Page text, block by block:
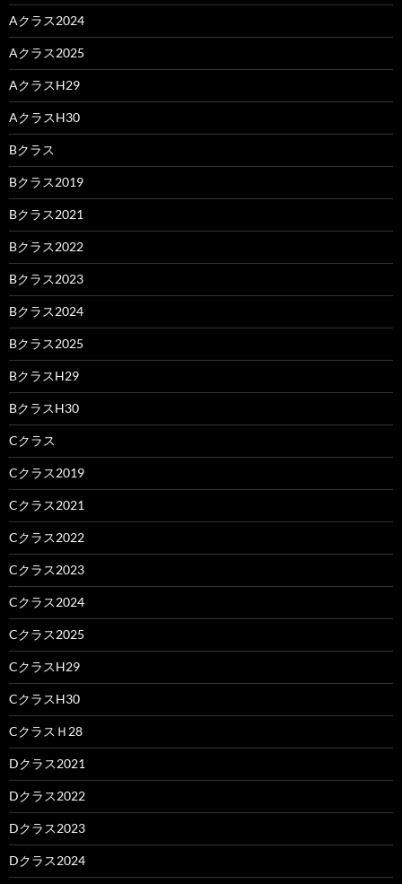
Aクラス2024
Aクラス2025
AクラスH29
AクラスH30
Bクラス
Bクラス2019
Bクラス2021
Bクラス2022
Bクラス2023
Bクラス2024
Bクラス2025
BクラスH29
BクラスH30
Cクラス
Cクラス2019
Cクラス2021
Cクラス2022
Cクラス2023
Cクラス2024
Cクラス2025
CクラスH29
CクラスH30
CクラスＨ28
Dクラス2021
Dクラス2022
Dクラス2023
Dクラス2024